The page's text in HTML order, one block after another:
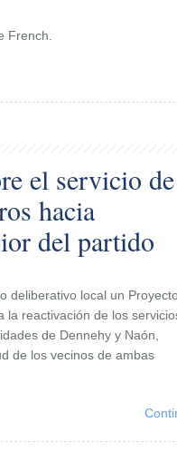
French.
el servicio de
hacia
del partido
deliberativo local un
la reactivación de los
de Dennehy y Naón,
de los vecinos de ambas